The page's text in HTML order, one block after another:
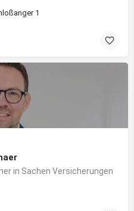
1
in Sachen Versicherungen